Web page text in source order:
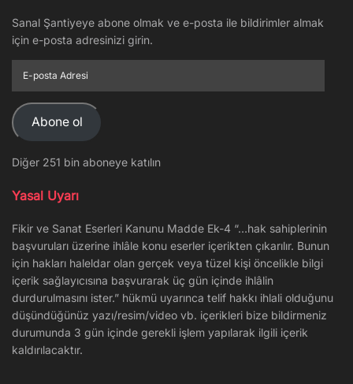
Sanal Şantiyeye abone olmak ve e-posta ile bildirimler almak
için e-posta adresinizi girin.
posta
Adresi
Abone ol
Diğer 251 bin aboneye katılın
Yasal Uyarı
Fikir ve Sanat Eserleri Kanunu Madde Ek-4 “…hak sahiplerinin
başvuruları üzerine ihlâle konu eserler içerikten çıkarılır. Bunun
için hakları haleldar olan gerçek veya tüzel kişi öncelikle bilgi
içerik sağlayıcısına başvurarak üç gün içinde ihlâlin
durdurulmasını ister.” hükmü uyarınca telif hakkı ihlali olduğunu
düşündüğünüz yazı/resim/video vb. içerikleri bize bildirmeniz
durumunda 3 gün içinde gerekli işlem yapılarak ilgili içerik
kaldırılacaktır.